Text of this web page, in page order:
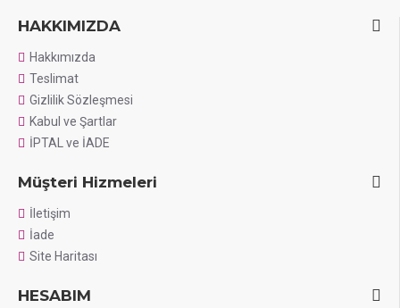
HAKKIMIZDA
Hakkımızda
Teslimat
Gizlilik Sözleşmesi
Kabul ve Şartlar
İPTAL ve İADE
Müşteri Hizmeleri
İletişim
İade
Site Haritası
HESABIM